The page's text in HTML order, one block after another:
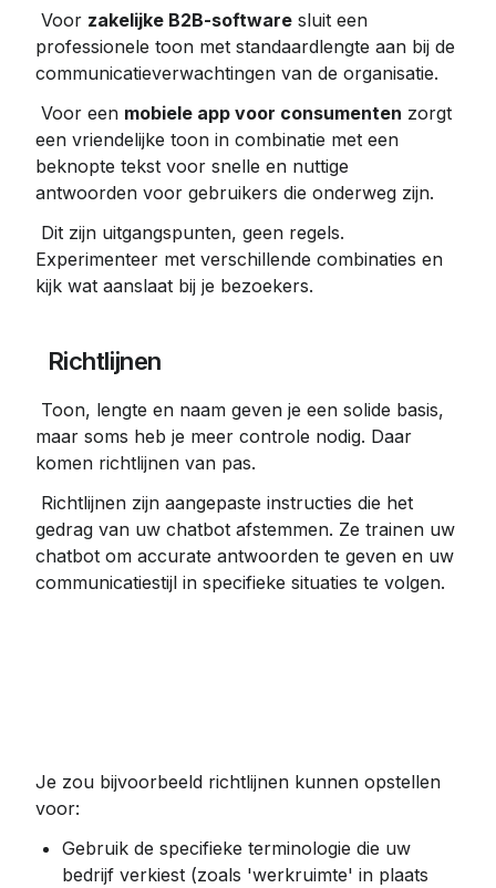
Voor zakelijke B2B-software sluit een
professionele toon met standaardlengte aan bij de
communicatieverwachtingen van de organisatie.
Voor een mobiele app voor consumenten zorgt
een vriendelijke toon in combinatie met een
beknopte tekst voor snelle en nuttige
antwoorden voor gebruikers die onderweg zijn.
Experimenteer met verschillende combinaties en
kijk wat aanslaat bij je bezoekers.
Richtlijnen
maar soms heb je meer controle nodig. Daar
komen richtlijnen van pas.
gedrag van uw chatbot afstemmen. Ze trainen uw
chatbot om accurate antwoorden te geven en uw
communicatiestijl in specifieke situaties te volgen.
Je zou bijvoorbeeld richtlijnen kunnen opstellen
voor:
Gebruik de specifieke terminologie die uw
bedrijf verkiest (zoals 'werkruimte' in plaats